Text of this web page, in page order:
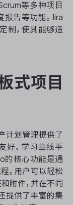
等多种项目
报告等功能。Jira
制，使其能够适
式项目
计划管理提供了
好、学习曲线平
的核心功能是通
。用户可以轻松
附件，并在不同
提供了丰富的集